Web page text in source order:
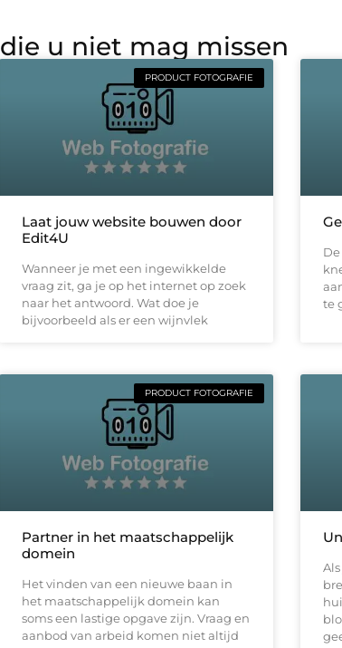
die u niet mag missen
PRODUCT FOTOGRAFIE
Laat jouw website bouwen door
Edit4U
Wanneer je met een ingewikkelde
vraag zit, ga je op het internet op zoek
naar het antwoord. Wat doe je
bijvoorbeeld als er een wijnvlek
te
PRODUCT FOTOGRAFIE
Partner in het maatschappelijk
domein
Het vinden van een nieuwe baan in
het maatschappelijk domein kan
soms een lastige opgave zijn. Vraag en
aanbod van arbeid komen niet altijd